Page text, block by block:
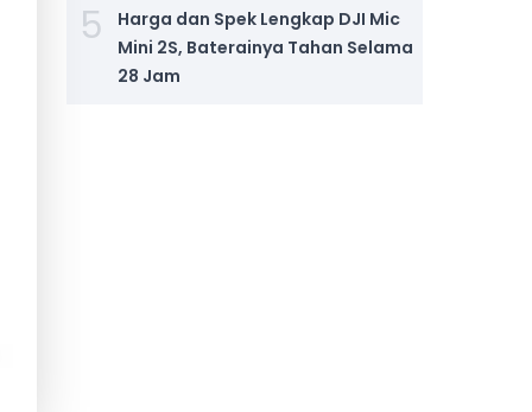
5
Harga dan Spek Lengkap DJI Mic
Mini 2S, Baterainya Tahan Selama
28 Jam